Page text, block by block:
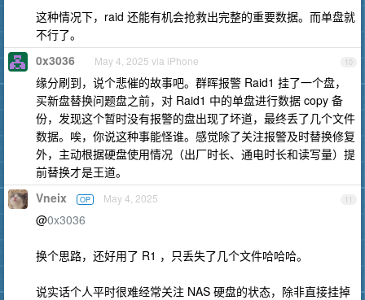
这种情况下，raid 还能有机会抢救出完整的重要数据。而单盘就
不行了。
10
0x3036 May 4, 2025 via iPhone
缘分刷到，说个悲催的故事吧。群晖报警 Raid1 挂了一个盘，
买新盘替换问题盘之前，对 Raid1 中的单盘进行数据 copy 备
份，发现这个暂时没有报警的盘出现了坏道，最终丢了几个文件
数据。唉，你说这种事能怪谁。感觉除了关注报警及时替换修复
外，主动根据硬盘使用情况（出厂时长、通电时长和读写量）提
前替换才是王道。
11
Vneix OP May 4, 2025
@0x3036
换个思路，还好用了 R1 ，只丢失了几个文件哈哈哈。
说实话个人平时很难经常关注 NAS 硬盘的状态，除非直接挂掉